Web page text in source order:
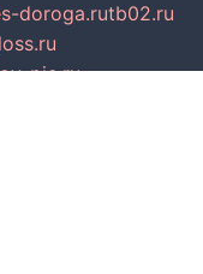
doroga.rutb02.ru
pic.ru